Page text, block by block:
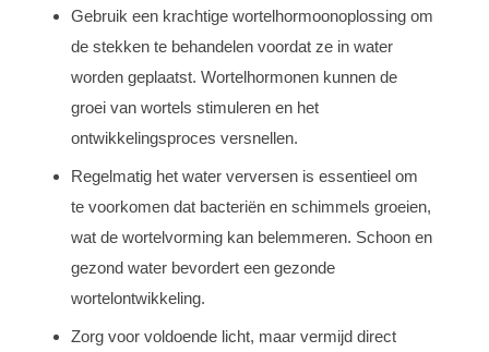
Gebruik een krachtige wortelhormoonoplossing om
de stekken te behandelen voordat ze in water
worden geplaatst. Wortelhormonen kunnen de
groei van wortels stimuleren en het
ontwikkelingsproces versnellen.
Regelmatig het water verversen is essentieel om
te voorkomen dat bacteriën en schimmels groeien,
wat de wortelvorming kan belemmeren. Schoon en
gezond water bevordert een gezonde
wortelontwikkeling.
Zorg voor voldoende licht, maar vermijd direct